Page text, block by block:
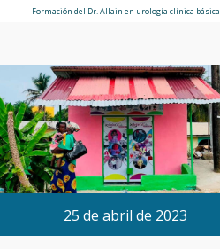
Formación del Dr. Allain en urología clínica básica
25 de abril de 2023